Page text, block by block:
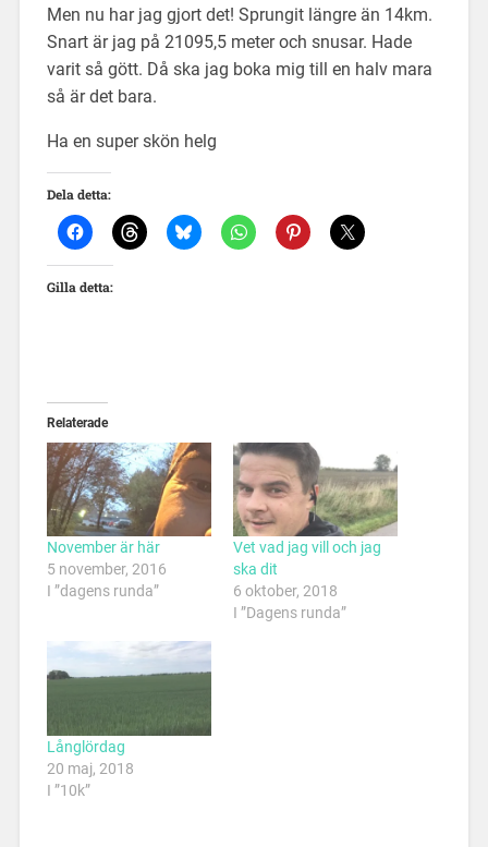
Men nu har jag gjort det! Sprungit längre än 14km.
Snart är jag på 21095,5 meter och snusar. Hade
varit så gött. Då ska jag boka mig till en halv mara
så är det bara.
Ha en super skön helg
Dela detta:
Gilla detta:
Relaterade
November är här
5 november, 2016
I ”dagens runda”
Vet vad jag vill och jag
ska dit
6 oktober, 2018
I ”Dagens runda”
Långlördag
20 maj, 2018
I ”10k”